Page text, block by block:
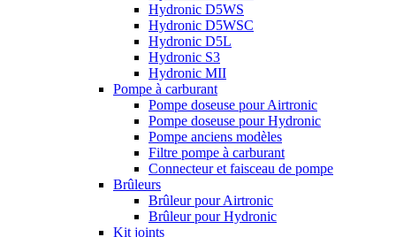
Hydronic D5WS
Hydronic D5WSC
Hydronic D5L
Hydronic S3
Hydronic MII
Pompe à carburant
Pompe doseuse pour Airtronic
Pompe doseuse pour Hydronic
Pompe anciens modèles
Filtre pompe à carburant
Connecteur et faisceau de pompe
Brûleurs
Brûleur pour Airtronic
Brûleur pour Hydronic
Kit joints